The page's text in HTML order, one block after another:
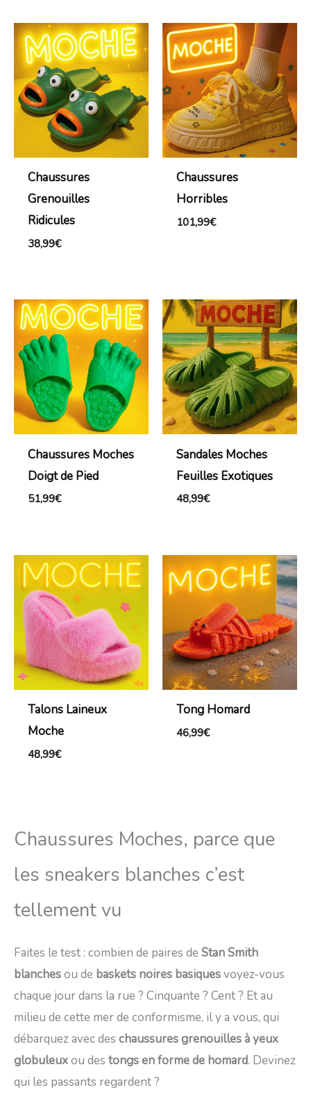
Chaussures
Grenouilles
Ridicules
38,99€
Chaussures
Horribles
101,99€
Chaussures Moches
Doigt de Pied
51,99€
Sandales Moches
Feuilles Exotiques
48,99€
Talons Laineux
Moche
48,99€
Tong Homard
46,99€
Chaussures Moches, parce que
les sneakers blanches c’est
tellement vu
Faites le test : combien de paires de Stan Smith
blanchesou de baskets noires basiquesvoyez-vous
chaque jour dans la rue ? Cinquante ? Cent ? Et au
milieu de cette mer de conformisme, il y a vous, qui
débarquez avec des chaussures grenouilles à yeux
globuleuxou des tongs en forme de homard. Devinez
qui les passants regardent ?